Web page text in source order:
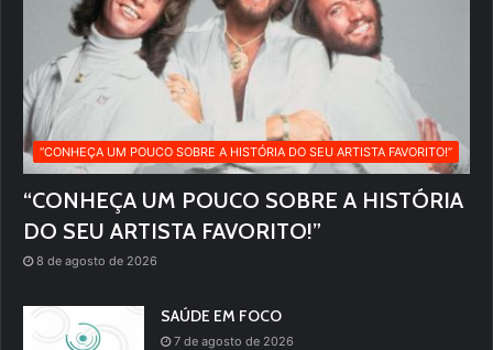
“CONHEÇA UM POUCO SOBRE A HISTÓRIA DO SEU ARTISTA FAVORITO!”
“CONHEÇA UM POUCO SOBRE A HISTÓRIA
DO SEU ARTISTA FAVORITO!”
8 de agosto de 2026
SAÚDE EM FOCO
7 de agosto de 2026